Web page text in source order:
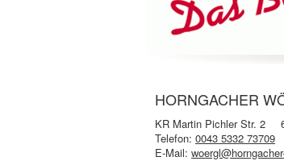
HORNGACHER
KR Martin Pichler Str. 2
Telefon: 0043 5332 73709
E-Mail: